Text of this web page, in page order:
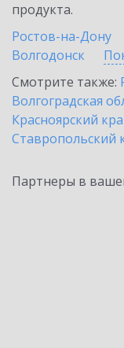
продукта.
Ростов-на-Дону
Волгодонск
Смотрите также:
Волгоградская
Красноярский
Ставропольский
Партнеры в